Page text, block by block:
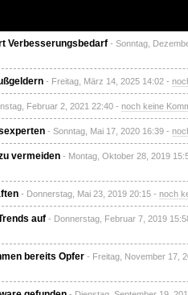
Verbesserungsbedarf - Sonntag,
- Freitag, März 14, 2025 14:02 -
Februar 2, 2021 22:40 - noch keine
- Sonntag, Mai 17, 2020 16:39 -
vermeiden - Montag, Oktober 28, 2019
- Donnerstag, Mai 23, 2019 20:15 - noch
auf - Donnerstag, Februar 7, 2019
bereits Opfer - Freitag, November 17,